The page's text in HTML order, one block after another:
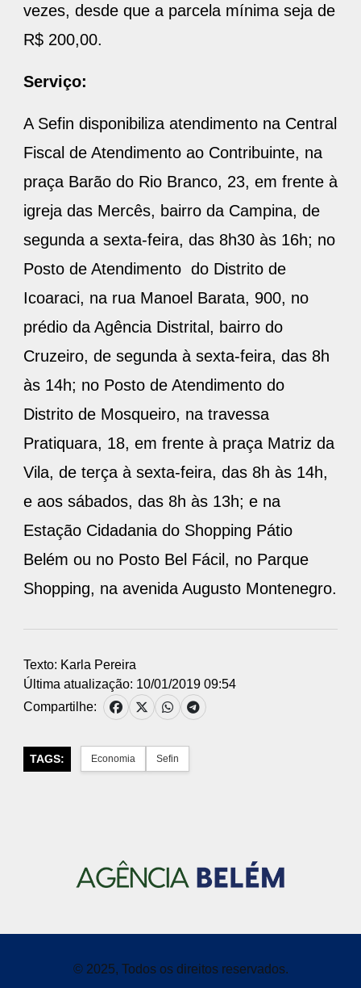
vezes, desde que a parcela mínima seja de
R$ 200,00.
Serviço:
A Sefin disponibiliza atendimento na Central
Fiscal de Atendimento ao Contribuinte, na
praça Barão do Rio Branco, 23, em frente à
igreja das Mercês, bairro da Campina, de
segunda a sexta-feira, das 8h30 às 16h; no
Posto de Atendimento do Distrito de
Icoaraci, na rua Manoel Barata, 900, no
prédio da Agência Distrital, bairro do
Cruzeiro, de segunda à sexta-feira, das 8h
às 14h; no Posto de Atendimento do
Distrito de Mosqueiro, na travessa
Pratiquara, 18, em frente à praça Matriz da
Vila, de terça à sexta-feira, das 8h às 14h,
e aos sábados, das 8h às 13h; e na
Estação Cidadania do Shopping Pátio
Belém ou no Posto Bel Fácil, no Parque
Shopping, na avenida Augusto Montenegro.
Texto: Karla Pereira
Última atualização: 10/01/2019 09:54
Compartilhe:
TAGS: Economia Sefin
© 2025, Todos os direitos reservados.